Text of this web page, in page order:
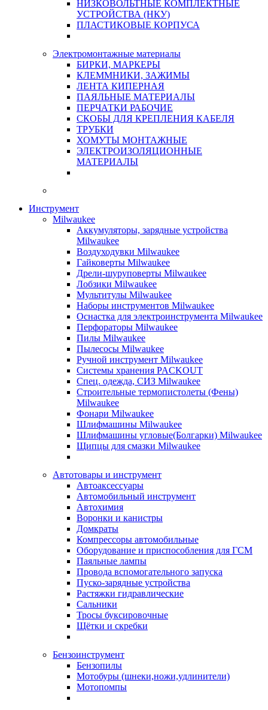
НИЗКОВОЛЬТНЫЕ КОМПЛЕКТНЫЕ
УСТРОЙСТВА (НКУ)
ПЛАСТИКОВЫЕ КОРПУСА
Электромонтажные материалы
БИРКИ, МАРКЕРЫ
КЛЕММНИКИ, ЗАЖИМЫ
ЛЕНТА КИПЕРНАЯ
ПАЯЛЬНЫЕ МАТЕРИАЛЫ
ПЕРЧАТКИ РАБОЧИЕ
СКОБЫ ДЛЯ КРЕПЛЕНИЯ КАБЕЛЯ
ТРУБКИ
ХОМУТЫ МОНТАЖНЫЕ
ЭЛЕКТРОИЗОЛЯЦИОННЫЕ
МАТЕРИАЛЫ
Инструмент
Milwaukee
Аккумуляторы, зарядные устройства
Milwaukee
Воздуходувки Milwaukee
Гайковерты Milwaukee
Дрели-шуруповерты Milwaukee
Лобзики Milwaukee
Мультитулы Milwaukee
Наборы инструментов Milwaukee
Оснастка для электроинструмента Milwaukee
Перфораторы Milwaukee
Пилы Milwaukee
Пылесосы Milwaukee
Ручной инструмент Milwaukee
Системы хранения PACKOUT
Спец. одежда, СИЗ Milwaukee
Строительные термопистолеты (Фены)
Milwaukee
Фонари Milwaukee
Шлифмашины Milwaukee
Шлифмашины угловые(Болгарки) Milwaukee
Щипцы для смазки Milwaukee
Автотовары и инструмент
Автоаксессуары
Автомобильный инструмент
Автохимия
Воронки и канистры
Домкраты
Компрессоры автомобильные
Оборудование и приспособления для ГСМ
Паяльные лампы
Провода вспомогательного запуска
Пуско-зарядные устройства
Растяжки гидравлические
Сальники
Тросы буксировочные
Щётки и скребки
Бензоинструмент
Бензопилы
Мотобуры (шнеки,ножи,удлинители)
Мотопомпы